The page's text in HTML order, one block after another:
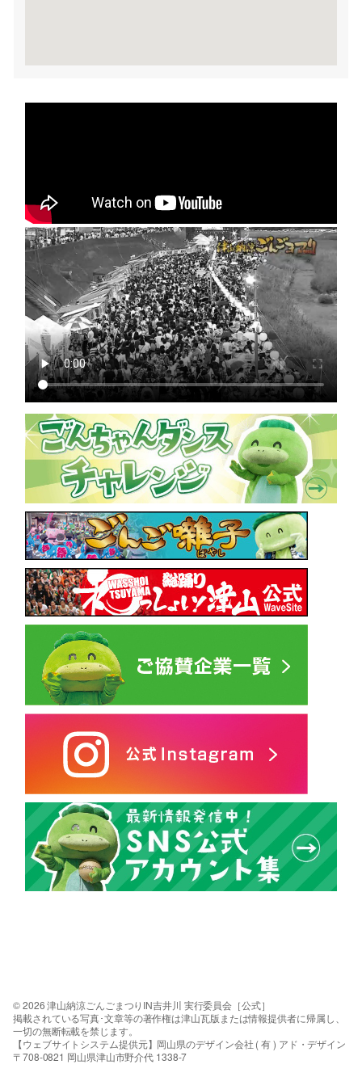
© 2026 津山納涼ごんごまつりIN吉井川 実行委員会［公式］
掲載されている写真･文章等の著作権は津山瓦版または情報提供者に帰属し、
一切の無断転載を禁じます。
【ウェブサイトシステム提供元】岡山県のデザイン会社 ( 有 ) アド・デザイン
〒708-0821 岡山県津山市野介代 1338-7